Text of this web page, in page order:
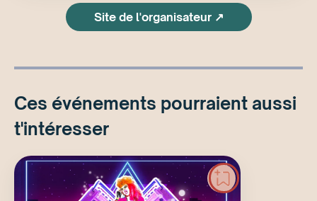
Site de l'organisateur ↗
Ces événements pourraient aussi
t'intéresser